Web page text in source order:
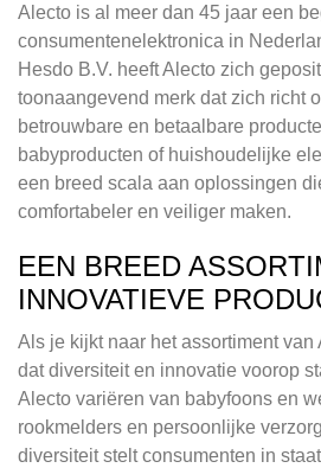
Alecto is al meer dan 45 jaar een
consumentenelektronica in
Hesdo B.V. heeft Alecto zich
toonaangevend merk dat zich richt
betrouwbare en betaalbare
babyproducten of huishoudelijke
een breed scala aan oplossingen
comfortabeler en veiliger maken.
EEN BREED
INNOVATIEVE
Als je kijkt naar het assortiment
dat diversiteit en innovatie voorop
Alecto variëren van babyfoons en
rookmelders en persoonlijke
diversiteit stelt consumenten in